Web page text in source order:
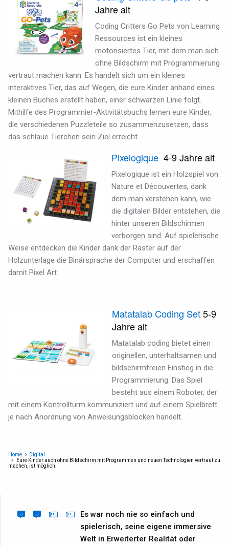
Jahre alt
Coding Critters Go Pets von Learning
Ressources ist ein kleines
motorisiertes Tier, mit dem man sich
ohne Bildschirm mit Programmierung
vertraut machen kann. Es handelt sich um ein kleines
interaktives Tier, das auf Wegen, die eure Kinder anhand eines
kleinen Buches erstellt haben, einer schwarzen Linie folgt.
Mithilfe des Programmier-Aktivitätsbuchs lernen eure Kinder,
die verschiedenen Puzzleteile so zusammenzusetzen, dass
das schlaue Tierchen sein Ziel erreicht.
Pixelogique 4-9 Jahre alt
Pixelogique ist ein Holzspiel von
Nature et Découvertes, dank
dem man verstehen kann, wie
die digitalen Bilder entstehen, die
hinter unseren Bildschirmen
verborgen sind. Auf spielerische
Weise entdecken die Kinder dank der Raster auf der
Holzunterlage die Binärsprache der Computer und erschaffen
damit Pixel Art
Matatalab Coding Set5-9
Jahre alt
Matatalab coding bietet einen
originellen, unterhaltsamen und
bildschirmfreien Einstieg in die
Programmierung. Das Spiel
besteht aus einem Roboter, der
mit einem Kontrollturm kommuniziert und auf einem Spielbrett
je nach Anordnung von Anweisungsblöcken handelt.
Home
Digital
Eure Kinder auch ohne Bildschirm mit Programmen und neuen Technologien vertraut zu
machen, ist möglich!
Es war noch nie so einfach und
spielerisch, seine eigene immersive
Welt in Erweiterter Realität oder